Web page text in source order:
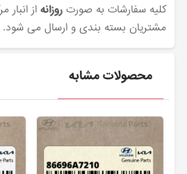
کلیه سفارشات به صورتروزانه از انبار
مشتریان بسته بندی و ارسال می شود.
محصولات مشابه